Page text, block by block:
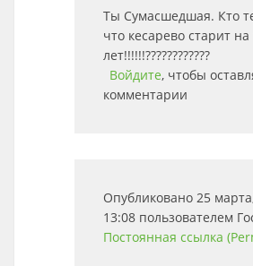
Ты Сумасшедшая. Кто
что кесарево старит на
лет!!!!!!????????????
Войдите, чтобы
комментарии
Опубликовано 25
13:08 пользователем
Постоянная ссылка